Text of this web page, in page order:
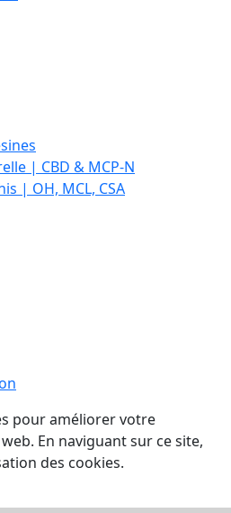
| CBD & MCP-N
| OH, MCL, CSA
pour améliorer votre
En naviguant sur ce site,
des cookies.